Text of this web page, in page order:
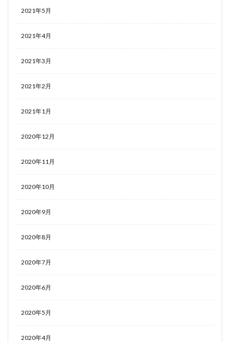
2021年5月
2021年4月
2021年3月
2021年2月
2021年1月
2020年12月
2020年11月
2020年10月
2020年9月
2020年8月
2020年7月
2020年6月
2020年5月
2020年4月